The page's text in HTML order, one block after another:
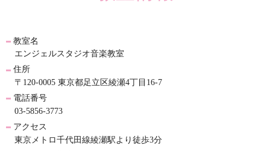
教室名
エンジェルスタジオ音楽教室
住所
〒120-0005 東京都足立区綾瀬4丁目16-7
電話番号
03-5856-3773
アクセス
東京メトロ千代田線綾瀬駅より徒歩3分